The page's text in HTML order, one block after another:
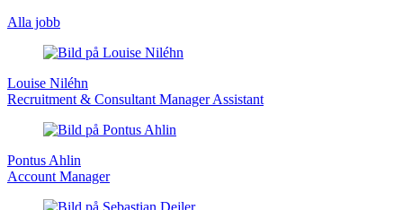
Alla jobb
Louise Niléhn
Recruitment & Consultant Manager Assistant
Pontus Ahlin
Account Manager